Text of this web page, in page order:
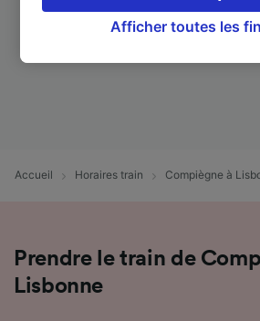
Accueil Horaires train Compiègne à
Prendre le train de
Lisbonne
droit d’opposition à l’intérêt
cliquant ci-dessous ou à tout
Utiliser des données de
précises. Analyser activement
caractéristiques de l’appareil
Afficher toutes les